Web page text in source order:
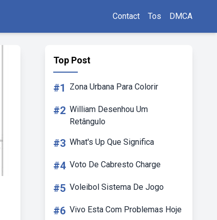
Contact Tos DMCA
Top Post
#1 Zona Urbana Para Colorir
#2 William Desenhou Um
Retângulo
#3 What's Up Que Significa
#4 Voto De Cabresto Charge
#5 Voleibol Sistema De Jogo
#6 Vivo Esta Com Problemas Hoje